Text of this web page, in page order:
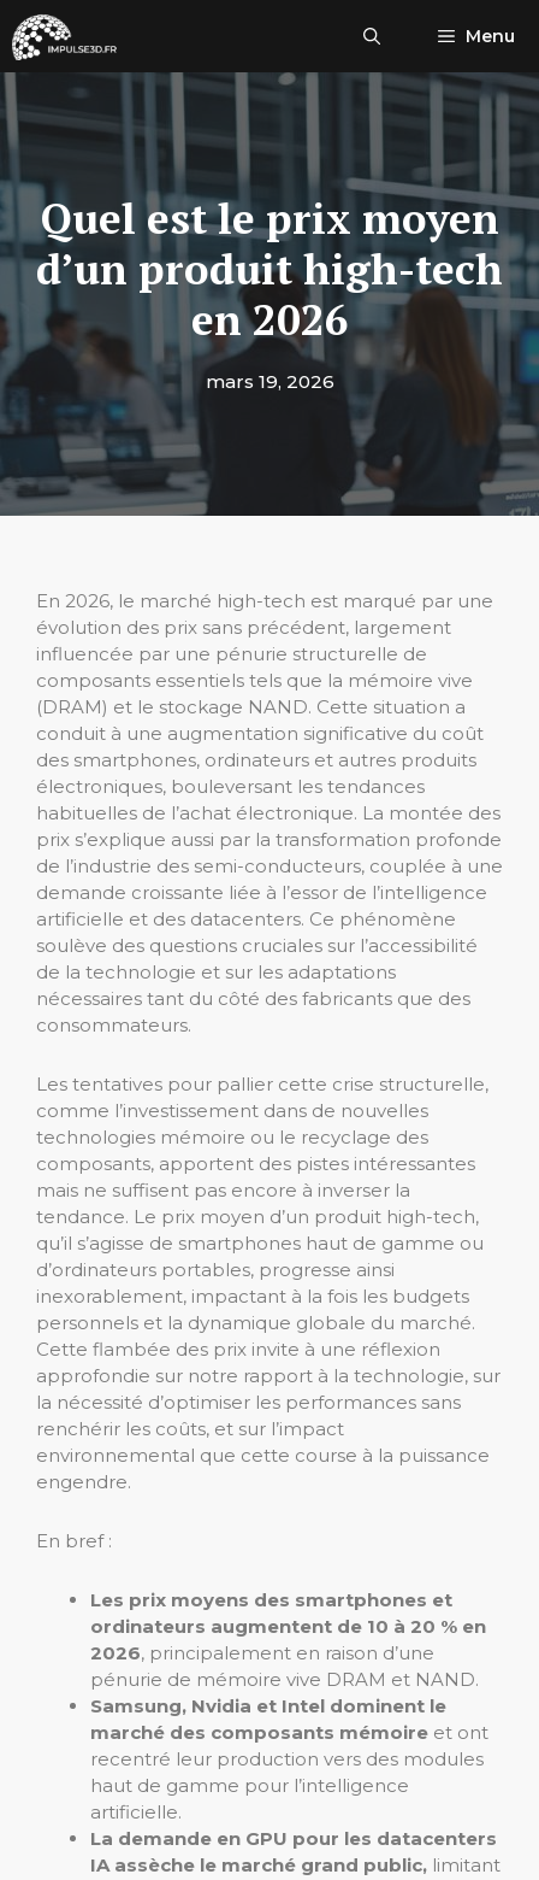
Aller
au
contenu
Menu
Quel est le prix moyen
d’un produit high-tech
en 2026
mars 19, 2026
En 2026, le marché high-tech est marqué par une
évolution des prix sans précédent, largement
influencée par une pénurie structurelle de
composants essentiels tels que la mémoire vive
(DRAM) et le stockage NAND. Cette situation a
conduit à une augmentation significative du coût
des smartphones, ordinateurs et autres produits
électroniques, bouleversant les tendances
habituelles de l’achat électronique. La montée des
prix s’explique aussi par la transformation profonde
de l’industrie des semi-conducteurs, couplée à une
demande croissante liée à l’essor de l’intelligence
artificielle et des datacenters. Ce phénomène
soulève des questions cruciales sur l’accessibilité
de la technologie et sur les adaptations
nécessaires tant du côté des fabricants que des
consommateurs.
Les tentatives pour pallier cette crise structurelle,
comme l’investissement dans de nouvelles
technologies mémoire ou le recyclage des
composants, apportent des pistes intéressantes
mais ne suffisent pas encore à inverser la
tendance. Le prix moyen d’un produit high-tech,
qu’il s’agisse de smartphones haut de gamme ou
d’ordinateurs portables, progresse ainsi
inexorablement, impactant à la fois les budgets
personnels et la dynamique globale du marché.
Cette flambée des prix invite à une réflexion
approfondie sur notre rapport à la technologie, sur
la nécessité d’optimiser les performances sans
renchérir les coûts, et sur l’impact
environnemental que cette course à la puissance
engendre.
En bref :
Les prix moyens des smartphones et
ordinateurs augmentent de 10 à 20 % en
2026, principalement en raison d’une
pénurie de mémoire vive DRAM et NAND.
Samsung, Nvidia et Intel dominent le
marché des composants mémoire et ont
recentré leur production vers des modules
haut de gamme pour l’intelligence
artificielle.
La demande en GPU pour les datacenters
IA assèche le marché grand public, limitant